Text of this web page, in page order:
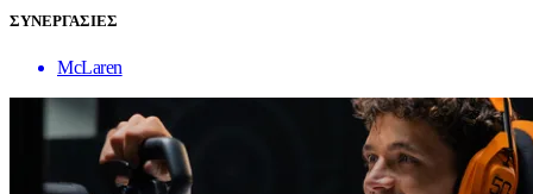
ΣΥΝΕΡΓΑΣΙΕΣ
McLaren